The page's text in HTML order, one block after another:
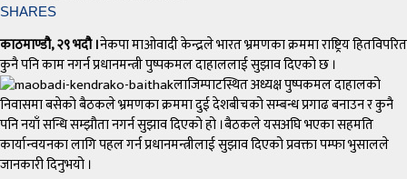
SHARES
काठमाण्डौ, २९ भदौ ।नेकपा माओवादी केन्द्रले भारत भ्रमणका क्रममा राष्ट्रिय हितविपरित
कुनै पनि काम नगर्न प्रधानमन्त्री पुष्पकमल दाहाललाई सुझाव दिएको छ ।
लाजिम्पाटस्थित अध्यक्ष पुष्पकमल दाहालको
निवासमा बसेको बैठकले भ्रमणका क्रममा दुई देशबीचको सम्बन्ध प्रगाढ बनाउन र कुनै
पनि नयाँ सन्धि सम्झौता नगर्न सुझाव दिएको हो ।बैठकले यसअघि भएका सहमति
कार्यान्वयनका लागि पहल गर्न प्रधानमन्त्रीलाई सुझाव दिएको प्रवक्ता पम्फा भुसालले
जानकारी दिनुभयो ।